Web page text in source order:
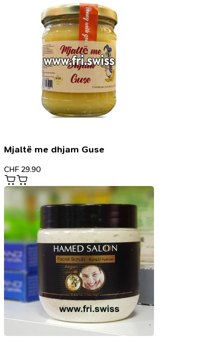
Mjaltë me dhjam Guse
CHF 29.90